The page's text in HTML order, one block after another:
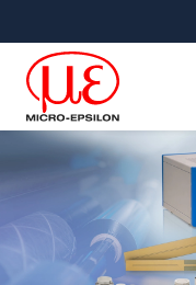
あなたのリ
ンサ